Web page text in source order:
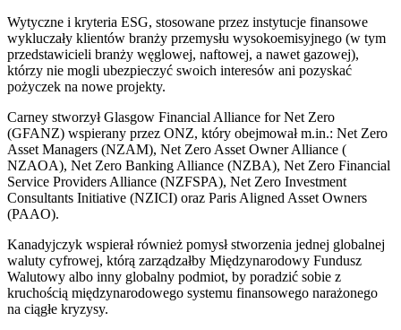
Wytyczne i kryteria ESG, stosowane przez instytucje finansowe
wykluczały klientów branży przemysłu wysokoemisyjnego (w tym
przedstawicieli branży węglowej, naftowej, a nawet gazowej),
którzy nie mogli ubezpieczyć swoich interesów ani pozyskać
pożyczek na nowe projekty.
Carney stworzył Glasgow Financial Alliance for Net Zero
(GFANZ) wspierany przez ONZ, który obejmował m.in.: Net Zero
Asset Managers (NZAM), Net Zero Asset Owner Alliance (
NZAOA), Net Zero Banking Alliance (NZBA), Net Zero Financial
Service Providers Alliance (NZFSPA), Net Zero Investment
Consultants Initiative (NZICI) oraz Paris Aligned Asset Owners
(PAAO).
Kanadyjczyk wspierał również pomysł stworzenia jednej globalnej
waluty cyfrowej, którą zarządzałby Międzynarodowy Fundusz
Walutowy albo inny globalny podmiot, by poradzić sobie z
kruchością międzynarodowego systemu finansowego narażonego
na ciągłe kryzysy.